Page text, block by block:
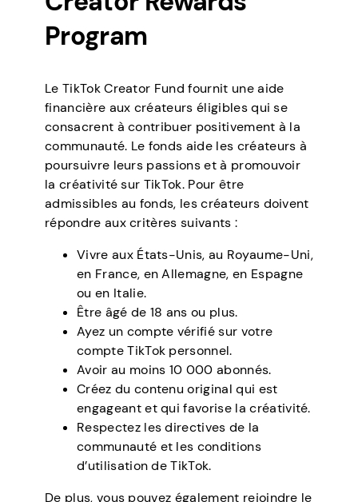
Program
Le TikTok Creator Fund fournit une aide
financière aux créateurs éligibles qui se
consacrent à contribuer positivement à la
communauté. Le fonds aide les créateurs à
poursuivre leurs passions et à promouvoir
la créativité sur TikTok. Pour être
admissibles au fonds, les créateurs doivent
répondre aux critères suivants :
Vivre aux États-Unis, au Royaume-Uni,
en France, en Allemagne, en Espagne
ou en Italie.
Être âgé de 18 ans ou plus.
Ayez un compte vérifié sur votre
compte TikTok personnel.
Avoir au moins 10 000 abonnés.
Créez du contenu original qui est
engageant et qui favorise la créativité.
Respectez les directives de la
communauté et les conditions
d’utilisation de TikTok.
De plus, vous pouvez également rejoindre le